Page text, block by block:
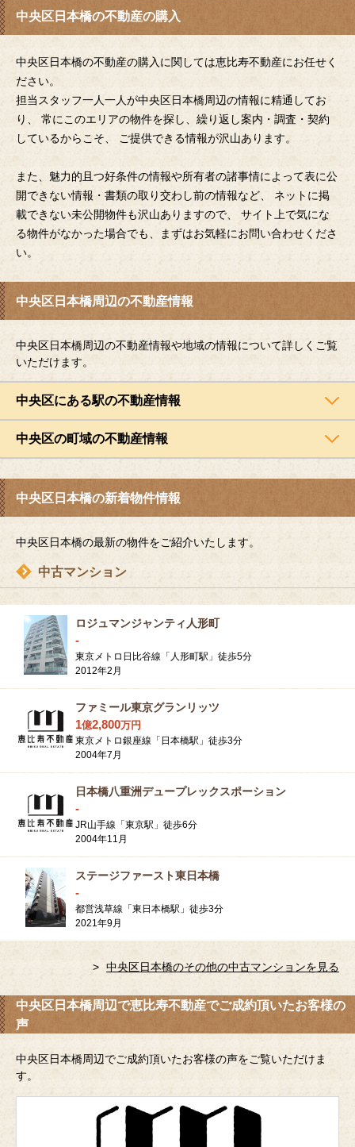
中央区日本橋の不動産の購入
中央区日本橋の不動産の購入に関しては恵比寿不動産にお任せく
ださい。
担当スタッフ一人一人が中央区日本橋周辺の情報に精通してお
り、 常にこのエリアの物件を探し、繰り返し案内・調査・契約
しているからこそ、 ご提供できる情報が沢山あります。
また、魅力的且つ好条件の情報や所有者の諸事情によって表に公
開できない情報・書類の取り交わし前の情報など、 ネットに掲
載できない未公開物件も沢山ありますので、 サイト上で気にな
る物件がなかった場合でも、まずはお気軽にお問い合わせくださ
い。
中央区日本橋周辺の不動産情報
中央区日本橋周辺の不動産情報や地域の情報について詳しくご覧
いただけます。
中央区にある駅の不動産情報
中央区の町域の不動産情報
中央区日本橋の新着物件情報
中央区日本橋の最新の物件をご紹介いたします。
中古マンション
ロジュマンジャンティ人形町
-
東京メトロ日比谷線「人形町駅」徒歩5分
2012年2月
ファミール東京グランリッツ
1億2,800万円
東京メトロ銀座線「日本橋駅」徒歩3分
2004年7月
日本橋八重洲デュープレックスポーション
-
JR山手線「東京駅」徒歩6分
2004年11月
ステージファースト東日本橋
-
都営浅草線「東日本橋駅」徒歩3分
2021年9月
中央区日本橋のその他の中古マンションを見る
中央区日本橋周辺で恵比寿不動産でご成約頂いたお客様の
声
中央区日本橋周辺でご成約頂いたお客様の声をご覧いただけま
す。